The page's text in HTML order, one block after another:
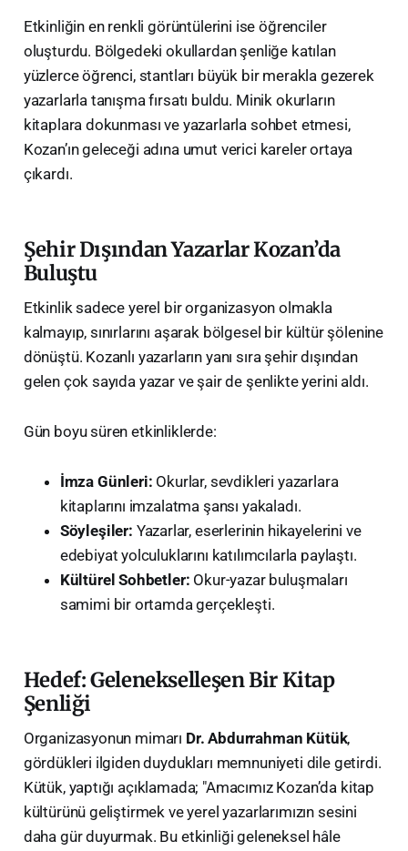
​Etkinliğin en renkli görüntülerini ise öğrenciler
oluşturdu. Bölgedeki okullardan şenliğe katılan
yüzlerce öğrenci, stantları büyük bir merakla gezerek
yazarlarla tanışma fırsatı buldu. Minik okurların
kitaplara dokunması ve yazarlarla sohbet etmesi,
Kozan’ın geleceği adına umut verici kareler ortaya
çıkardı.
​Şehir Dışından Yazarlar Kozan’da
Buluştu
​Etkinlik sadece yerel bir organizasyon olmakla
kalmayıp, sınırlarını aşarak bölgesel bir kültür şölenine
dönüştü. Kozanlı yazarların yanı sıra şehir dışından
gelen çok sayıda yazar ve şair de şenlikte yerini aldı.
​Gün boyu süren etkinliklerde:
İmza Günleri: Okurlar, sevdikleri yazarlara
kitaplarını imzalatma şansı yakaladı.
Söyleşiler: Yazarlar, eserlerinin hikayelerini ve
edebiyat yolculuklarını katılımcılarla paylaştı.
Kültürel Sohbetler: Okur-yazar buluşmaları
samimi bir ortamda gerçekleşti.
​Hedef: Gelenekselleşen Bir Kitap
Şenliği
​Organizasyonun mimarı Dr. Abdurrahman Kütük,
gördükleri ilgiden duydukları memnuniyeti dile getirdi.
Kütük, yaptığı açıklamada; "Amacımız Kozan’da kitap
kültürünü geliştirmek ve yerel yazarlarımızın sesini
daha gür duyurmak. Bu etkinliği geleneksel hâle